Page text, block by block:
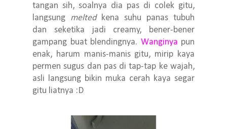
tangan sih, soalnya dia pas di colek gitu,
langsung meltedkena suhu panas tubuh
dan seketika jadi creamy, bener-bener
gampang buat blendingnya. Wanginya pun
enak, harum manis-manis gitu, mirip kaya
permen sugus dan pas di tap-tap ke wajah,
asli langsung bikin muka cerah kaya segar
gitu liatnya :D